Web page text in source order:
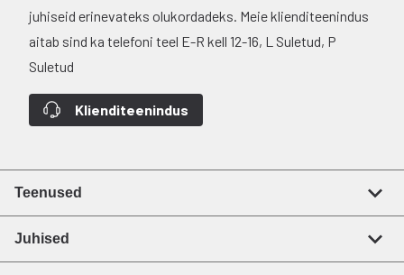
juhiseid erinevateks olukordadeks. Meie klienditeenindus
aitab sind ka telefoni teel E-R kell 12-16, L Suletud, P
Suletud
Klienditeenindus
Teenused
Juhised